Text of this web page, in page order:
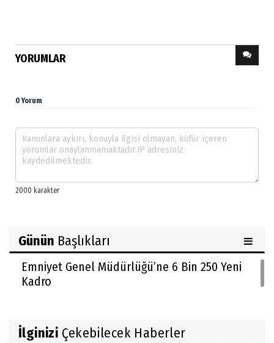
YORUMLAR
0 Yorum
Günün Başlıkları
Emniyet Genel Müdürlüğü’ne 6 Bin 250 Yeni
Kadro
İlginizi Çekebilecek Haberler